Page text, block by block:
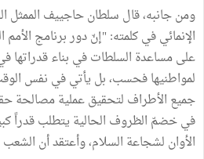
ومن جانبه، قال سلطان حاجييف الممثل
الإنمائي في كلمته: "إنّ دور برنامج الأمم
على مساعدة السلطات في بناء قدراتها
لمواطنيها فحسب، بل يأتي في نفس
جميع الأطراف لتحقيق عملية مصالحة
في خضمّ الظروف الحالية يتطلب قدراً
الأوان لشجاعة السلام، وأعتقد أن